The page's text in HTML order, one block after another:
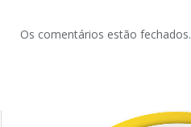
Os comentários estão fechados.